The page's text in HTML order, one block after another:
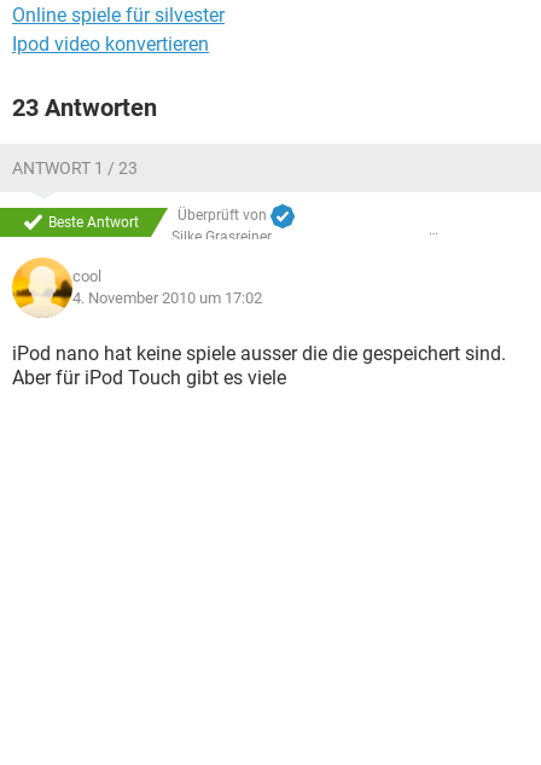
Online spiele für silvester
Ipod video konvertieren
23 Antworten
ANTWORT 1 / 23
Beste Antwort
Überprüft von
Silke Grasreiner
cool
4. November 2010 um 17:02
iPod nano hat keine spiele ausser die die gespeichert sind.
Aber für iPod Touch gibt es viele